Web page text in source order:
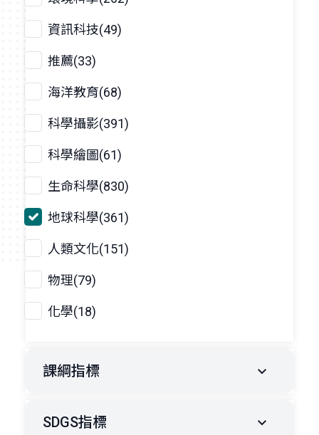
資訊科技(49)
推薦(33)
海洋教育(68)
科學攝影(391)
科學繪圖(61)
生命科學(830)
地球科學(361)
人類文化(151)
物理(79)
化學(18)
課綱指標
SDGS指標